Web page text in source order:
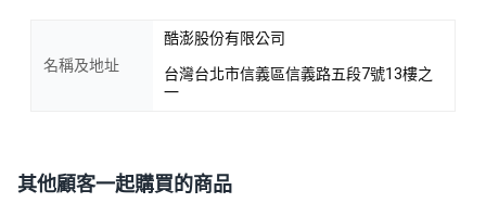
名稱及地址
酷澎股份有限公司
台灣台北市信義區信義路五段7號13樓之
一
其他顧客一起購買的商品